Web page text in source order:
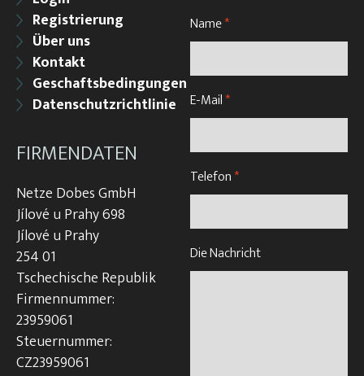
Registrierung
Über uns
Kontakt
Geschaftsbedingungen
Datenschutzrichtlinie
FIRMENDATEN
Netze Dobes GmbH
Jílové u Prahy 698
Jílové u Prahy
254 01
Tschechische Republik
Firmennummer:
23959061
Steuernummer:
CZ23959061
Name*
E-Mail*
Telefon*
Die Nachricht